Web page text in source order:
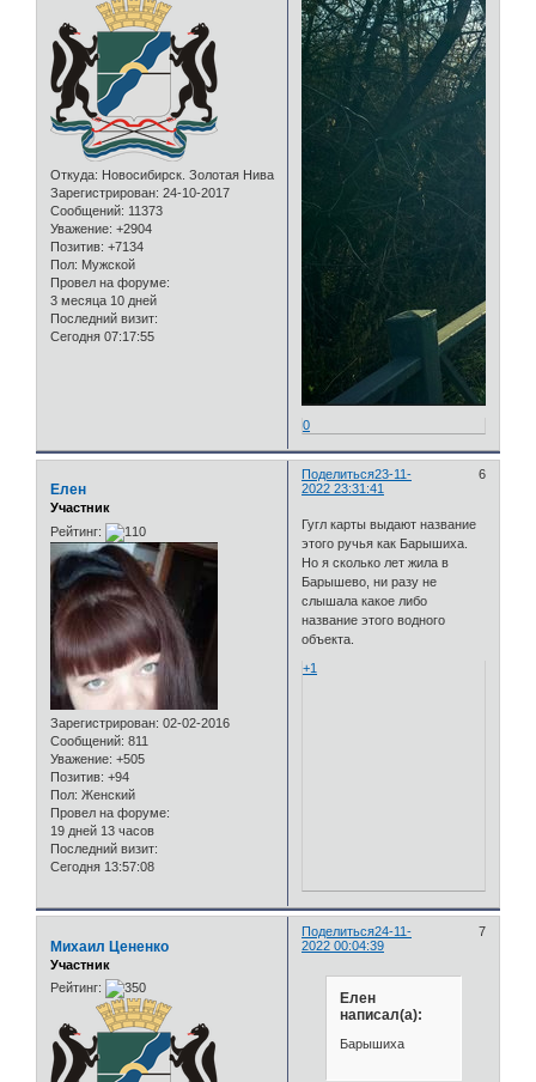
Откуда: Новосибирск. Золотая Нива
Зарегистрирован: 24-10-2017
Сообщений: 11373
Уважение: +2904
Позитив: +7134
Пол: Мужской
Провел на форуме:
3 месяца 10 дней
Последний визит:
Сегодня 07:17:55
0
Поделиться 6
23-11-
2022 23:31:41
Елен
Участник
Рейтинг:
Зарегистрирован: 02-02-2016
Сообщений: 811
Уважение: +505
Позитив: +94
Пол: Женский
Провел на форуме:
19 дней 13 часов
Последний визит:
Сегодня 13:57:08
Гугл карты выдают название
этого ручья как Барышиха.
Но я сколько лет жила в
Барышево, ни разу не
слышала какое либо
название этого водного
объекта.
+1
Поделиться 7
24-11-
2022 00:04:39
Михаил Цененко
Участник
Рейтинг:
Елен
написал(а):
Барышиха